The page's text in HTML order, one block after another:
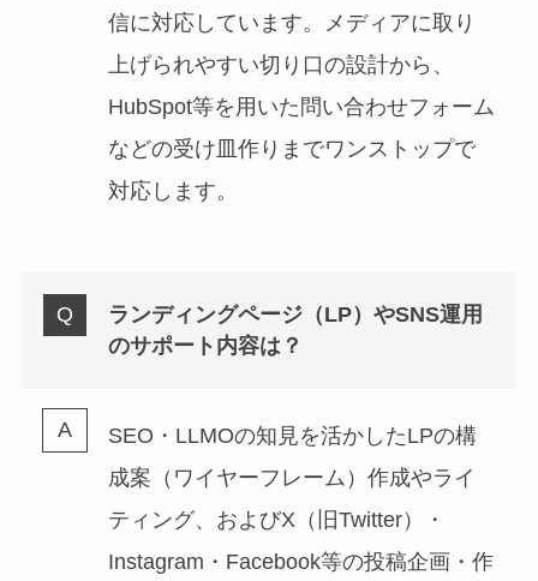
信に対応しています。メディアに取り
上げられやすい切り口の設計から、
HubSpot等を用いた問い合わせフォーム
などの受け皿作りまでワンストップで
対応します。
ランディングページ（LP）やSNS運用
のサポート内容は？
SEO・LLMOの知見を活かしたLPの構
成案（ワイヤーフレーム）作成やライ
ティング、およびX（旧Twitter）・
Instagram・Facebook等の投稿企画・作